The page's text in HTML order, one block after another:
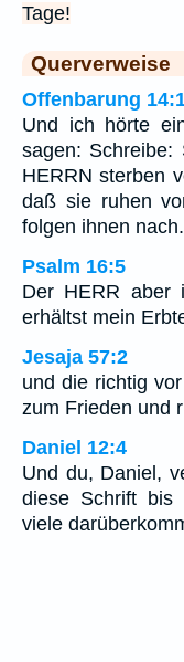
Tage!
Querverweise
Offenbarung
Und ich hörte
sagen:
HERRN sterben
daß sie ruhen
folgen ihnen nach.
Psalm 16:5
Der HERR aber
erhältst mein
Jesaja 57:2
und die richtig
zum Frieden und
Daniel 12:4
Und du, Daniel,
diese Schrift bis
viele